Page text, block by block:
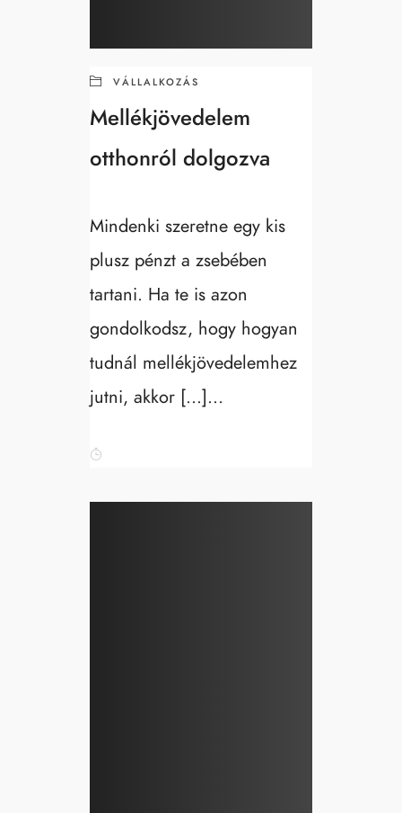
VÁLLALKOZÁS
Mellékjövedelem
otthonról dolgozva
Mindenki szeretne egy kis
plusz pénzt a zsebében
tartani. Ha te is azon
gondolkodsz, hogy hogyan
tudnál mellékjövedelemhez
jutni, akkor […]...